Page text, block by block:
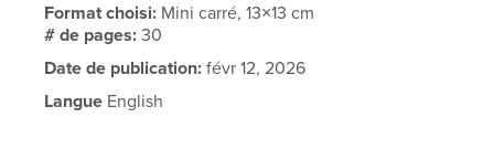
Format choisi: Mini carré, 13×13 cm
# de pages:30
Date de publication: févr 12, 2026
Langue English